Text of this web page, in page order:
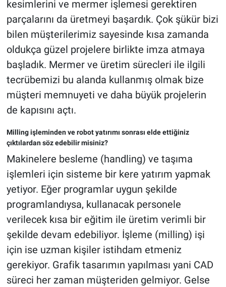
kesimlerini ve mermer işlemesi gerektiren
parçalarını da üretmeyi başardık. Çok şükür bizi
bilen müşterilerimiz sayesinde kısa zamanda
oldukça güzel projelere birlikte imza atmaya
başladık. Mermer ve üretim sürecleri ile ilgili
tecrübemizi bu alanda kullanmış olmak bize
müşteri memnuyeti ve daha büyük projelerin
de kapısını açtı.
Milling işleminden ve robot yatırımı sonrası elde ettiğiniz
çıktılardan söz edebilir misiniz?
Makinelere besleme (handling) ve taşıma
işlemleri için sisteme bir kere yatırım yapmak
yetiyor. Eğer programlar uygun şekilde
programlandıysa, kullanacak personele
verilecek kısa bir eğitim ile üretim verimli bir
şekilde devam edebiliyor. İşleme (milling) işi
için ise uzman kişiler istihdam etmeniz
gerekiyor. Grafik tasarımın yapılması yani CAD
süreci her zaman müşteriden gelmiyor. Gelse